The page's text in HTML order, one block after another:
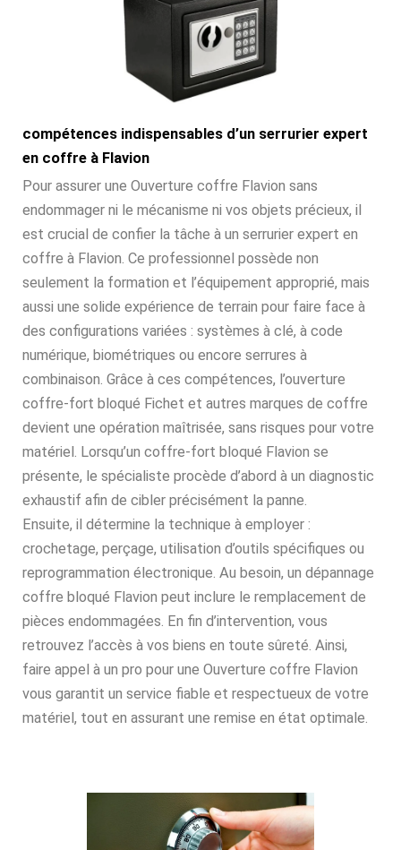
compétences indispensables d’un serrurier expert
en coffre à Flavion
Pour assurer une Ouverture coffre Flavion sans
endommager ni le mécanisme ni vos objets précieux, il
est crucial de confier la tâche à un serrurier expert en
coffre à Flavion. Ce professionnel possède non
seulement la formation et l’équipement approprié, mais
aussi une solide expérience de terrain pour faire face à
des configurations variées : systèmes à clé, à code
numérique, biométriques ou encore serrures à
combinaison. Grâce à ces compétences, l’ouverture
coffre-fort bloqué Fichet et autres marques de coffre
devient une opération maîtrisée, sans risques pour votre
matériel. Lorsqu’un coffre-fort bloqué Flavion se
présente, le spécialiste procède d’abord à un diagnostic
exhaustif afin de cibler précisément la panne.
Ensuite, il détermine la technique à employer :
crochetage, perçage, utilisation d’outils spécifiques ou
reprogrammation électronique. Au besoin, un dépannage
coffre bloqué Flavion peut inclure le remplacement de
pièces endommagées. En fin d’intervention, vous
retrouvez l’accès à vos biens en toute sûreté. Ainsi,
faire appel à un pro pour une Ouverture coffre Flavion
vous garantit un service fiable et respectueux de votre
matériel, tout en assurant une remise en état optimale.